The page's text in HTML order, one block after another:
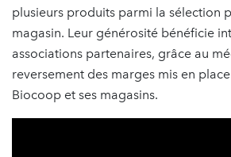
plusieurs produits parmi la sélection
magasin. Leur générosité bénéficie
associations partenaires, grâce au
reversement des marges mis en
Biocoop et ses magasins.